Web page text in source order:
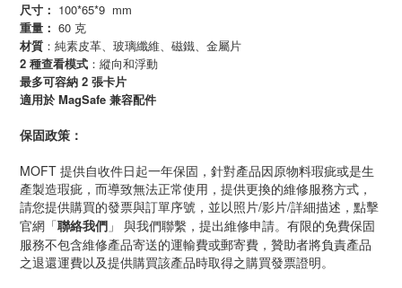
尺寸： 100*65*9 mm
重量： 60 克
材質 ：純素皮革、玻璃纖維、磁鐵、金屬片
2 種查看模式 ：縱向和浮動
最多可容納 2 張卡片
適用於MagSafe 兼容配件
保固政策：
MOFT 提供自收件日起一年保固，針對產品因原物料瑕疵或是生
產製造瑕疵，而導致無法正常使用，提供更換的維修服務方式，
請您提供購買的發票與訂單序號，並以照片/影片/詳細描述 ， 點擊
官網「聯絡我們 」 與我們聯繫 ，提出維修申請。有限的免費保固
服務不包含維修產品寄送的運輸費或郵寄費，贊助者將負責產品
之退還運費以及提供購買該產品時取得之購買發票證明。